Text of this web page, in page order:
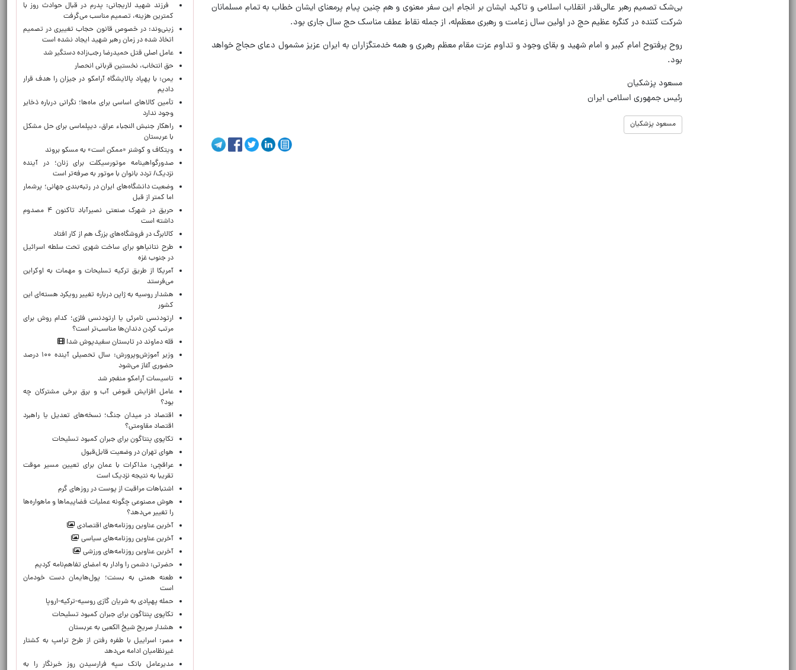
بی‌شک تصمیم رهبر عالی‌قدر انقلاب اسلامی و تاکید ایشان بر انجام این سفر معنوی و هم چنین پیام پر‌معنای ایشان خطاب به تمام مسلمانان
شرکت کننده در کنگره عظیم حج در اولین سال زعامت و رهبری معظم‌له، از جمله نقاط عطف مناسک حج سال جاری بود.
روح پرفتوح امام‌ کبیر و امام شهید و بقای وجود و تداوم عزت مقام معظم رهبری و همه خدمتگزاران به ایران عزیز مشمول دعای حجاج خواهد
بود.
مسعود پزشکیان
رئیس جمهوری اسلامی ایران
مسعود پزشکیان
فرزند شهید لاریجانی: پدرم در قبال حوادث روز با
کمترین هزینه، تصمیم مناسب می‌گرفت
زینی‌وند: در خصوص قانون حجاب تغییری در تصمیم
اتخاذ شده در زمان رهبر شهید ایجاد نشده است
عامل اصلی قتل حمیدرضا رجب‌زاده دستگیر شد
حق انتخاب، نخستین قربانی انحصار
یمن: با پهپاد پالایشگاه آرامکو در جیزان را هدف قرار
دادیم
تأمین کالاهای اساسی برای ماه‌ها؛ نگرانی درباره ذخایر
وجود ندارد
راهکار جنبش النجباء عراق، دیپلماسی برای حل مشکل
با عربستان
ویتکاف و کوشنر «ممکن است» به مسکو بروند
صدورگواهینامه موتورسیکلت برای زنان؛ در آینده
نزدیک/ تردد بانوان با موتور به‌ صرفه‌تر است
وضعیت دانشگاه‌های ایران در رتبه‌بندی جهانی؛ پرشمار
اما کمتر از قبل
حریق در شهرک صنعتی نصیرآباد تاکنون ۴ مصدوم
داشته است
کالابرگ در فروشگاه‌های بزرگ هم از کار افتاد
طرح نتانیاهو برای ساخت شهری تحت سلطه اسرائیل
در جنوب غزه
آمریکا از طریق ترکیه تسلیحات و مهمات به اوکراین
می‌فرستد
هشدار روسیه به ژاپن درباره تغییر رویکرد هسته‌ای این
کشور
ارتودنسی نامرئی یا ارتودنسی فلزی؛ کدام روش برای
مرتب کردن دندان‌ها مناسب‌تر است؟
قله دماوند در تابستان سفیدپوش شد!
وزیر آموزش‌وپرورش: سال تحصیلی آینده ۱۰۰ درصد
حضوری آغاز می‌شود
تاسیسات آرامکو منفجر شد
عامل افزایش قبوض آب و برق برخی مشترکان چه
بود؟
اقتصاد در میدان جنگ؛ نسخه‌های تعدیل یا راهبرد
اقتصاد مقاومتی؟
تکاپوی پنتاگون برای جبران کمبود تسلیحات
هوای تهران در وضعیت قابل‌قبول
عراقچی: مذاکرات با عمان برای تعیین مسیر موقت
تقریبا به نتیجه نزدیک است
اشتباهات مراقبت از پوست در روزهای گرم
هوش مصنوعی چگونه عملیات فضاپیماها و ماهواره‌ها
را تغییر می‌دهد؟
آخرین عناوین روزنامه‌های اقتصادی
آخرین عناوین روزنامه‌های سیاسی
آخرین عناوین روزنامه‌های ورزشی
حضرتی: دشمن را وادار به امضای تفاهم‌نامه کردیم
طعنه همتی به بسنت؛ پول‌هایمان دست خودمان
است
حمله پهپادی به شریان گازی روسیه-ترکیه-اروپا
تکاپوی پنتاگون برای جبران کمبود تسلیحات
هشدار صریح شیخ الکعبی به عربستان
مصر: اسراییل با طفره رفتن از طرح ترامپ به کشتار
غیرنظامیان ادامه می‌دهد
مدیرعامل بانک سپه فرارسیدن روز خبرنگار را به